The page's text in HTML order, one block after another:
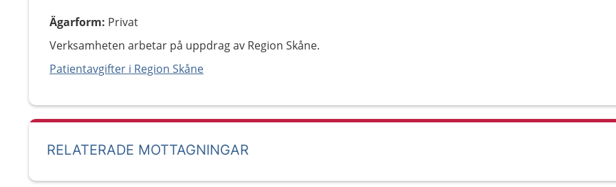
Ägarform: Privat
Verksamheten arbetar på uppdrag av Region Skåne.
Patientavgifter i Region Skåne
RELATERADE MOTTAGNINGAR